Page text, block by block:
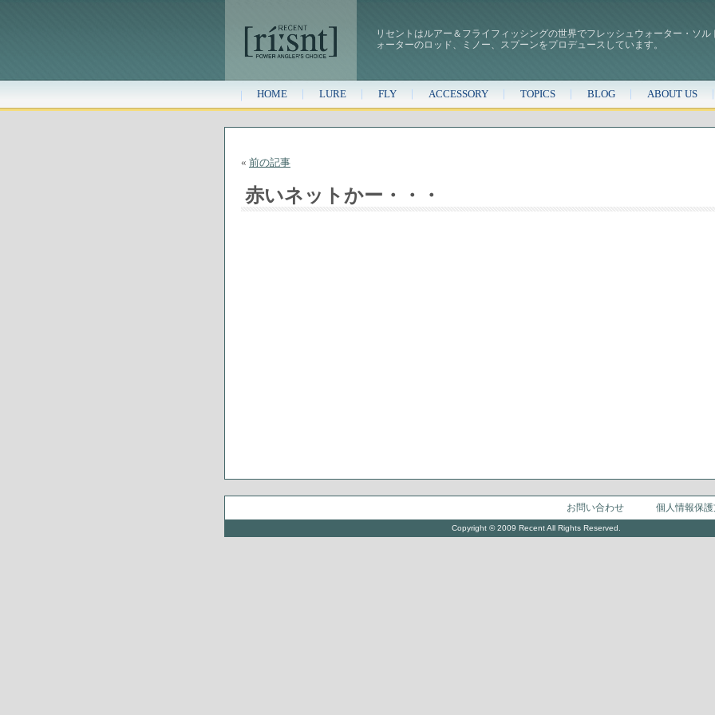
リセントはルアー＆フライフィッシングの世界でフレッシュウォーター・ソル
ォーターのロッド、ミノー、スプーンをプロデュースしています。
HOME LURE FLY ACCESSORY TOPICS BLOG ABOUT US
« 前の記事
赤いネットかー・・・
個人情報保
お問い合わせ
Copyright © 2009 Recent All Rights Reserved.